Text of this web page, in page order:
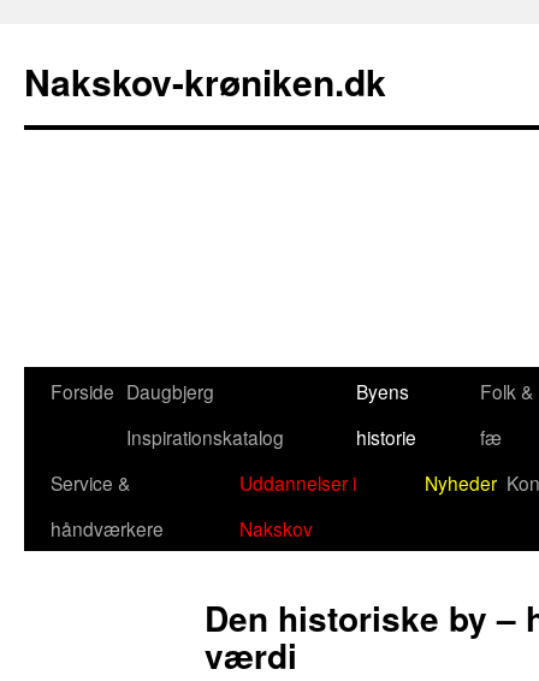
Nakskov-krøniken.dk
Hop
indhold
Forside Daugbjerg
Inspirationskatalog
Byens
historie
Folk &
fæ
Service &
håndværkere
Uddannelser i
Nakskov
Nyheder
Den historiske by –
værdi